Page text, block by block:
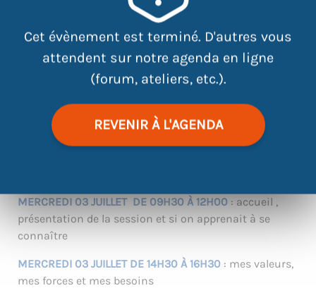
Cet évènement est terminé. D'autres vous
attendent sur notre agenda en ligne
(forum, ateliers, etc.).
REVENIR À L'AGENDA
Leaflet | © OpenStreetMapcontributors
DU MERCREDI 03 JUILLET AU MERCREDI 10 JUILLET,
APPRENEZ À MIEUX VOUS CONNAITRE.
MERCREDI 03 JUILLET DE 09H30 À 12H00 : accueil ,
présentation de la session et si on apprenait à se
connaître
MERCREDI 03 JUILLET DE 14H30 À 16H30 : mes valeurs,
mes forces et mes besoins